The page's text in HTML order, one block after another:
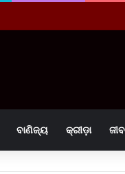
ବାଣିଜ୍ୟ କ୍ରୀଡ଼ା